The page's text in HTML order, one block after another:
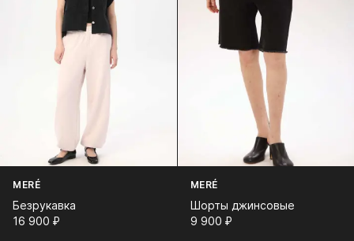
MERÉ
Безрукавка
16 900⁠ ⁠₽
MERÉ
Шорты джинсовые
9 900⁠ ⁠₽